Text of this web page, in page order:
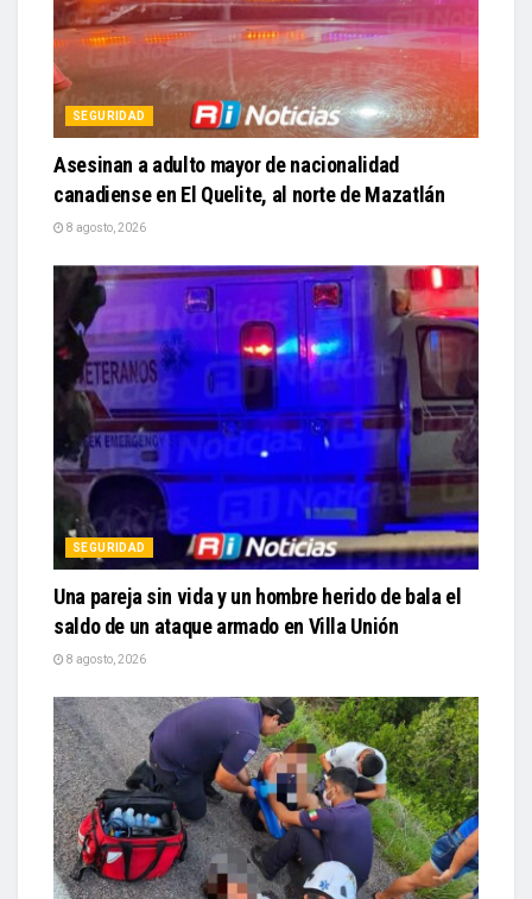
SEGURIDAD
Asesinan a adulto mayor de nacionalidad
canadiense en El Quelite, al norte de Mazatlán
8 agosto, 2026
SEGURIDAD
Una pareja sin vida y un hombre herido de bala el
saldo de un ataque armado en Villa Unión
8 agosto, 2026